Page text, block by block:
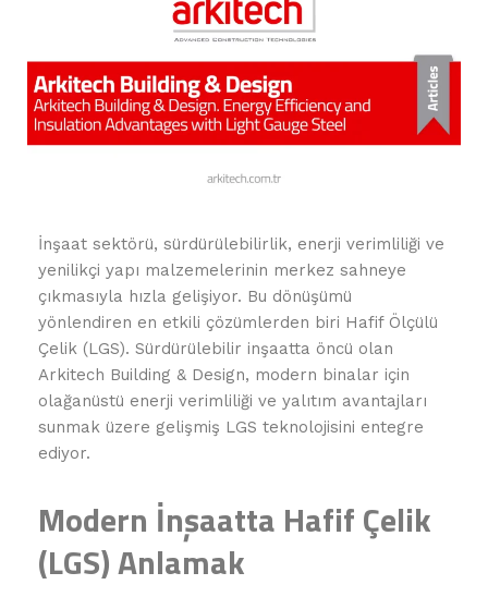
İnşaat sektörü, sürdürülebilirlik, enerji verimliliği ve
yenilikçi yapı malzemelerinin merkez sahneye
çıkmasıyla hızla gelişiyor. Bu dönüşümü
yönlendiren en etkili çözümlerden biri Hafif Ölçülü
Çelik (LGS). Sürdürülebilir inşaatta öncü olan
Arkitech Building & Design, modern binalar için
olağanüstü enerji verimliliği ve yalıtım avantajları
sunmak üzere gelişmiş LGS teknolojisini entegre
ediyor.
Modern İnşaatta Hafif Çelik
(LGS) Anlamak